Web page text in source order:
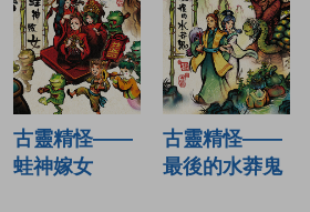
古靈精怪——
蛙神嫁女
古靈精怪——
最後的水莽鬼